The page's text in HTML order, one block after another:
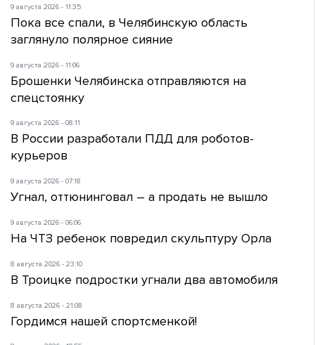
9 августа 2026 - 11:35
Пока все спали, в Челябинскую область
заглянуло полярное сияние
9 августа 2026 - 11:06
Брошенки Челябинска отправляются на
спецстоянку
9 августа 2026 - 08:11
В России разработали ПДД для роботов-
курьеров
9 августа 2026 - 07:18
Угнал, оттюнинговал – а продать не вышло
9 августа 2026 - 06:06
На ЧТЗ ребенок повредил скульптуру Орла
8 августа 2026 - 23:10
В Троицке подростки угнали два автомобиля
8 августа 2026 - 21:08
Гордимся нашей спортсменкой!